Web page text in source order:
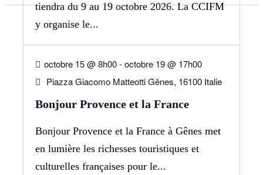
tiendra du 9 au 19 octobre 2026. La CCIFM
y organise le...
octobre 15 @ 8h00-octobre 19 @ 17h00
Piazza Giacomo Matteotti Gênes, 16100 Italie
Bonjour Provence et la France
Bonjour Provence et la France à Gênes met
en lumière les richesses touristiques et
culturelles françaises pour le...